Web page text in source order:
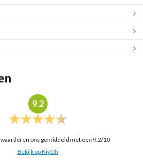
9.2
ons gemiddeld met een 9.2/10
Bekijk op KiyOh